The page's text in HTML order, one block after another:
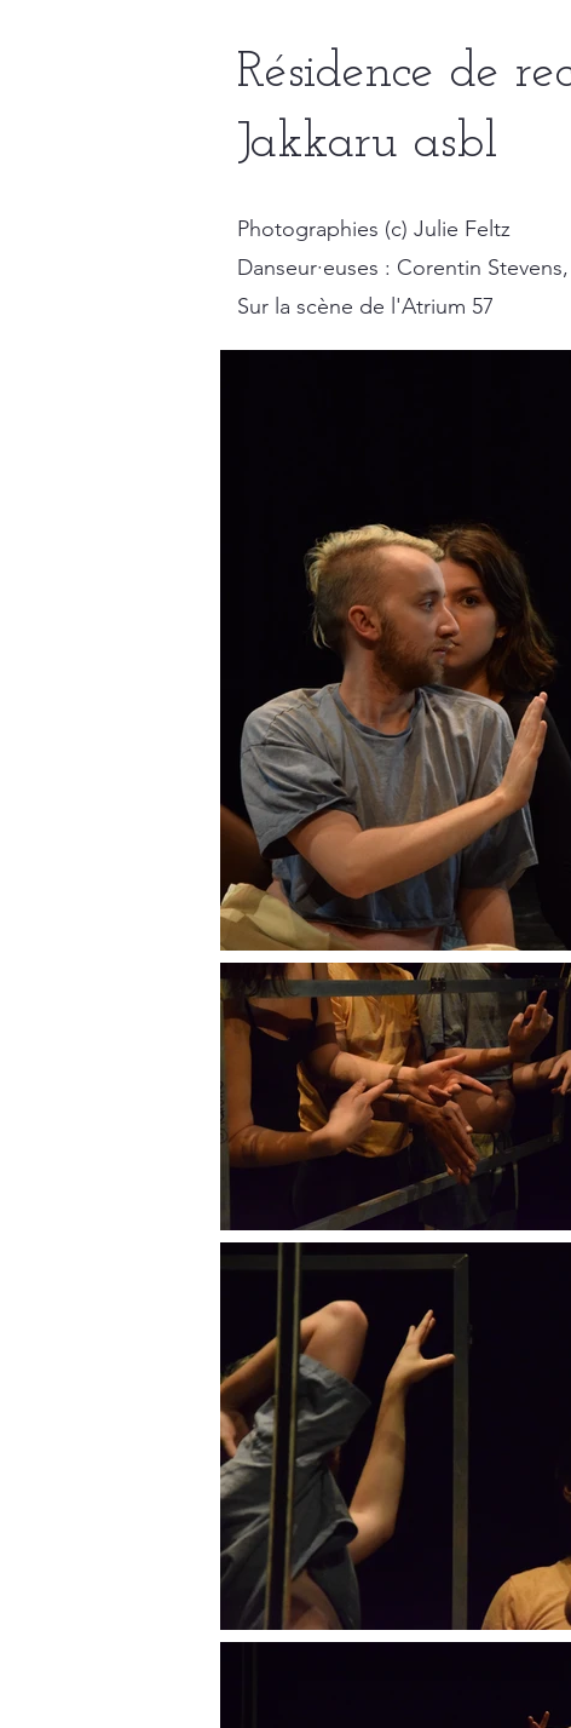
Résidence de
Jakkaru asbl
Photographies (c) Julie Feltz
Danseur·euses : Corentin
Sur la scène de l'Atrium 57